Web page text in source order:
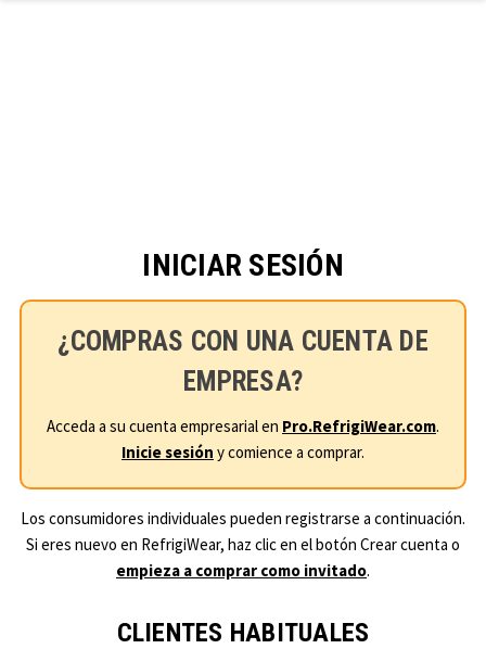
INICIAR SESIÓN
¿COMPRAS CON UNA CUENTA DE
EMPRESA?
Acceda a su cuenta empresarial en Pro.RefrigiWear.com.
Inicie sesión y comience a comprar.
Los consumidores individuales pueden registrarse a continuación.
Si eres nuevo en RefrigiWear, haz clic en el botón Crear cuenta o
empieza a comprar como invitado.
CLIENTES HABITUALES